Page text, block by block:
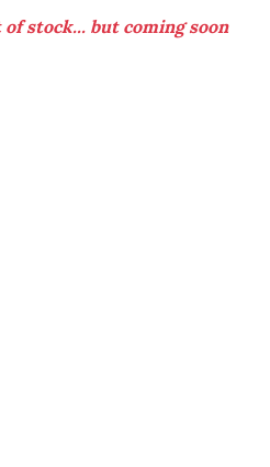
stock... but coming soon